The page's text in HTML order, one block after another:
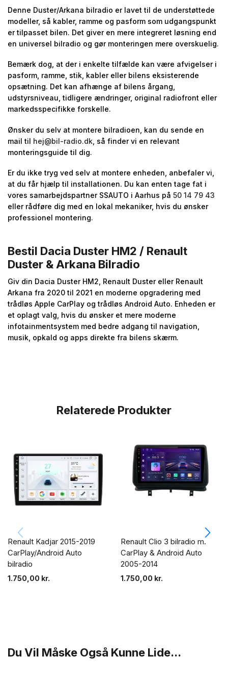
Denne Duster/Arkana bilradio er lavet til de understøttede
modeller, så kabler, ramme og pasform som udgangspunkt
er tilpasset bilen. Det giver en mere integreret løsning end
en universel bilradio og gør monteringen mere overskuelig.
Bemærk dog, at der i enkelte tilfælde kan være afvigelser i
pasform, ramme, stik, kabler eller bilens eksisterende
opsætning. Det kan afhænge af bilens årgang,
udstyrsniveau, tidligere ændringer, original radiofront eller
markedsspecifikke forskelle.
Ønsker du selv at montere bilradioen, kan du sende en
mail til hej@bil-radio.dk , så finder vi en relevant
monteringsguide til dig.
Er du ikke tryg ved selv at montere enheden, anbefaler vi,
at du får hjælp til installationen. Du kan enten tage fat i
vores samarbejdspartner SSAUTO i Aarhus på 50 14 79 43
eller rådføre dig med en lokal mekaniker, hvis du ønsker
professionel montering.
Bestil Dacia Duster HM2 / Renault
Duster & Arkana Bilradio
Giv din Dacia Duster HM2, Renault Duster eller Renault
Arkana fra 2020 til 2021 en moderne opgradering med
trådløs Apple CarPlay og trådløs Android Auto. Enheden er
et oplagt valg, hvis du ønsker et mere moderne
infotainmentsystem med bedre adgang til navigation,
musik, opkald og apps direkte fra bilens skærm.
Relaterede Produkter
Renault Kadjar 2015-2019
CarPlay/Android Auto
bilradio
1.750,00 kr.
Renault Clio 3 bilradio m.
CarPlay & Android Auto
2005-2014
1.750,00 kr.
Du Vil Måske Også Kunne Lide...